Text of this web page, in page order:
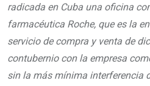
radicada en Cuba una oficina
farmacéutica Roche, que es la
servicio de compra y venta de
contubernio con la empresa
sin la más mínima interferencia